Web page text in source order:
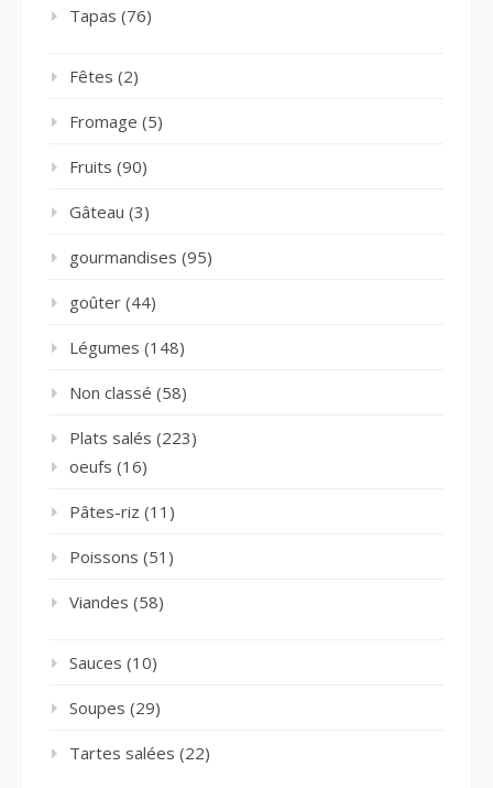
Tapas (76)
Fêtes (2)
Fromage (5)
Fruits (90)
Gâteau (3)
gourmandises (95)
goûter (44)
Légumes (148)
Non classé (58)
Plats salés (223)
oeufs (16)
Pâtes-riz (11)
Poissons (51)
Viandes (58)
Sauces (10)
Soupes (29)
Tartes salées (22)